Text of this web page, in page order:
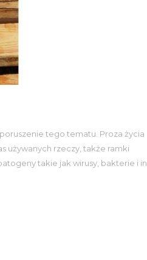
tego tematu. Proza życia
używanych rzeczy, także ramki
takie jak wirusy, bakterie i in.